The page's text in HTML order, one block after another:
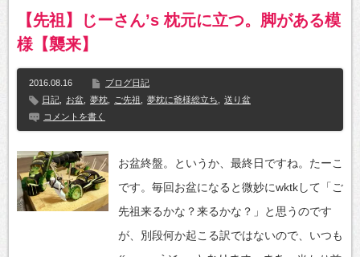
【先祖】じーさん’s 枕元に立つ。脚がある模
様【襲来】
2016.08.16
ブログ日記
日記
お盆 夢枕 ご先祖 夢枕に爺様総立ち
送り盆
コメントを書く
お盆終盤。というか、最終日ですね。たーこ
です。毎回お盆になると微妙にwktkして「ご
先祖来るかな？来るかな？」と思うのです
が、別段何か起こる訳ではないので、いつも